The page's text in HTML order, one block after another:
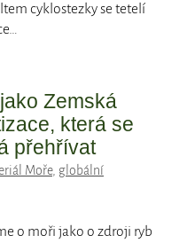
cyklostezky se tetelí
Zemská
která se
přehřívat
Moře, globální
o moři jako o zdroji ryb